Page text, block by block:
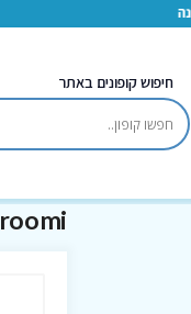
חיפוש קופונים באתר
roomi קוד קופון